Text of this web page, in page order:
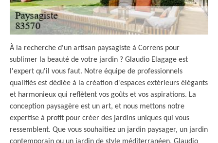
À la recherche d'un artisan paysagiste à Correns pour
sublimer la beauté de votre jardin ? Glaudio Elagage est
l'expert qu'il vous faut. Notre équipe de professionnels
qualifiés est dédiée à la création d'espaces extérieurs élégants
et harmonieux qui reflètent vos goûts et vos aspirations. La
conception paysagère est un art, et nous mettons notre
expertise à profit pour créer des jardins uniques qui vous
ressemblent. Que vous souhaitiez un jardin paysager, un jardin